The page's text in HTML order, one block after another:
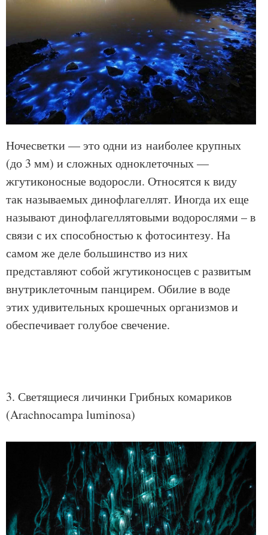
Ночесветки — это одни из наиболее крупных
(до 3 мм) и сложных одноклеточных —
жгутиконосные водоросли. Относятся к виду
так называемых динофлагеллят. Иногда их еще
называют динофлагеллятовыми водорослями – в
связи с их способностью к фотосинтезу. На
самом же деле большинство из них
представляют собой жгутиконосцев с развитым
внутриклеточным панцирем. Обилие в воде
этих удивительных крошечных организмов и
обеспечивает голубое свечение.
3. Светящиеся личинки Грибных комариков
(Arachnocampa luminosa)